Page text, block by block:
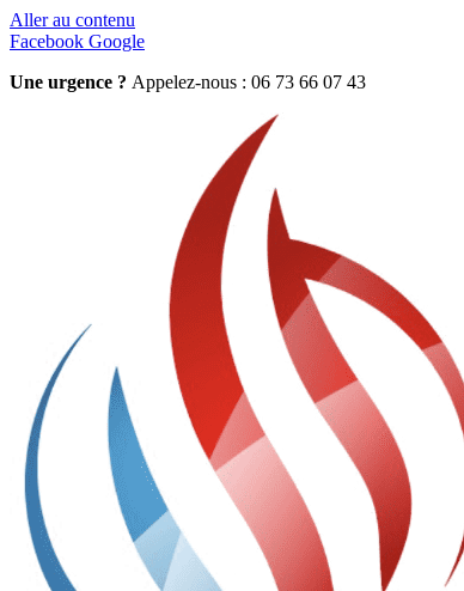
Aller au contenu
Facebook Google
Une urgence ? Appelez-nous : 06 73 66 07 43